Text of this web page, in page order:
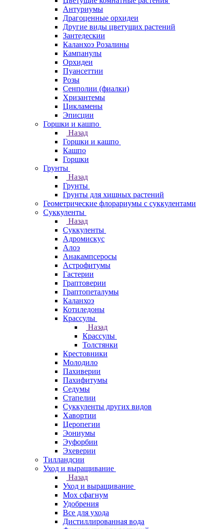
Антуриумы
Драгоценные орхидеи
Другие виды цветущих растений
Зантедескии
Каланхоэ Розалины
Кампанулы
Орхидеи
Пуансеттии
Розы
Сенполии (фиалки)
Хризантемы
Цикламены
Эписции
Горшки и кашпо
Назад
Горшки и кашпо
Кашпо
Горшки
Грунты
Назад
Грунты
Грунты для хищных растений
Геометрические флорариумы с суккулентами
Суккуленты
Назад
Суккуленты
Адромискус
Алоэ
Анакампсеросы
Астрофитумы
Гастерии
Граптоверии
Граптопеталумы
Каланхоэ
Котиледоны
Крассулы
Назад
Крассулы
Толстянки
Крестовники
Молодило
Пахиверии
Пахифитумы
Седумы
Стапелии
Суккуленты других видов
Хавортии
Церопегии
Эониумы
Эуфорбии
Эхеверии
Тилландсии
Уход и выращивание
Назад
Уход и выращивание
Мох сфагнум
Удобрения
Все для ухода
Дистиллированная вода